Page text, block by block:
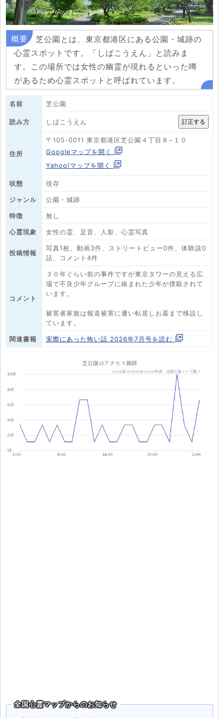
芝公園とは、東京都港区にある公園・城跡の
心霊スポットです。「しばこうえん」と読みま
す。この場所では女性の幽霊が現れるといった噂
があるため心霊スポットと呼ばれています。
名前 芝公園
読み方 しばこうえん
住所
〒105-0011 東京都港区芝公園４丁目８−１０
Googleマップを開く
Yahoo!マップを開く
状態 現存
ジャンル 公園・城跡
特徴 無し
心霊現象 女性の霊、足音、人影、心霊写真
投稿情報
写真1枚、動画3件、ストリートビュー0件、体験談0
話、コメント4件
コメント
３０年ぐらい前の事件ですが東京タワーの見える広
場で不良少年グループに絡まれた少年が撲殺されて
います。
被害者家族は報道被害に遭い転居しお墓まで移設し
ています。
関連書籍 実際にあった怖い話 2026年7月号を読む
全国心霊マップからのお知らせ